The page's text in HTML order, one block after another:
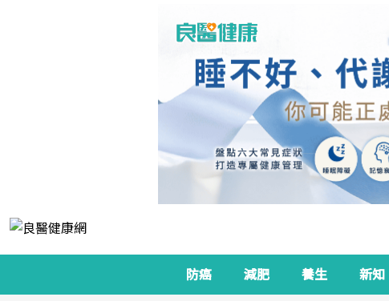
防癌 減肥 養生 新知